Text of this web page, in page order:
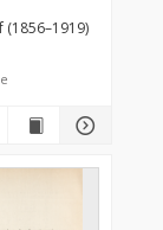
jej
7 figurami
(1856–1919)